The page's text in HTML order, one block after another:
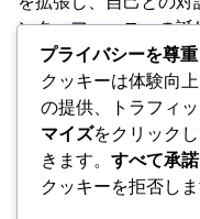
ンターフェース」の誕
グラムではなく、私
もの」へと進化し、
可欠な伴走者となる
プライバシーを尊
クッキーは体験向
の提供、トラフィ
マイズをクリック
きます。 すべて承諾
クッキーを拒否しま